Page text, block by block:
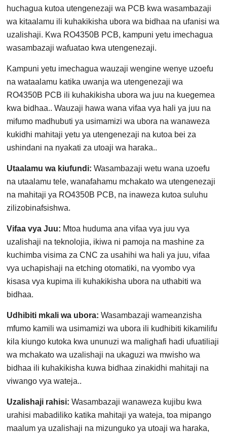
huchagua kutoa utengenezaji wa PCB kwa wasambazaji
wa kitaalamu ili kuhakikisha ubora wa bidhaa na ufanisi wa
uzalishaji. Kwa RO4350B PCB, kampuni yetu imechagua
wasambazaji wafuatao kwa utengenezaji.
Kampuni yetu imechagua wauzaji wengine wenye uzoefu
na wataalamu katika uwanja wa utengenezaji wa
RO4350B PCB ili kuhakikisha ubora wa juu na kuegemea
kwa bidhaa.. Wauzaji hawa wana vifaa vya hali ya juu na
mifumo madhubuti ya usimamizi wa ubora na wanaweza
kukidhi mahitaji yetu ya utengenezaji na kutoa bei za
ushindani na nyakati za utoaji wa haraka..
Utaalamu wa kiufundi:Wasambazaji wetu wana uzoefu
na utaalamu tele, wanafahamu mchakato wa utengenezaji
na mahitaji ya RO4350B PCB, na inaweza kutoa suluhu
zilizobinafsishwa.
Vifaa vya Juu: Mtoa huduma ana vifaa vya juu vya
uzalishaji na teknolojia, ikiwa ni pamoja na mashine za
kuchimba visima za CNC za usahihi wa hali ya juu, vifaa
vya uchapishaji na etching otomatiki, na vyombo vya
kisasa vya kupima ili kuhakikisha ubora na uthabiti wa
bidhaa.
Udhibiti mkali wa ubora: Wasambazaji wameanzisha
mfumo kamili wa usimamizi wa ubora ili kudhibiti kikamilifu
kila kiungo kutoka kwa ununuzi wa malighafi hadi ufuatiliaji
wa mchakato wa uzalishaji na ukaguzi wa mwisho wa
bidhaa ili kuhakikisha kuwa bidhaa zinakidhi mahitaji na
viwango vya wateja..
Uzalishaji rahisi: Wasambazaji wanaweza kujibu kwa
urahisi mabadiliko katika mahitaji ya wateja, toa mipango
maalum ya uzalishaji na mizunguko ya utoaji wa haraka,